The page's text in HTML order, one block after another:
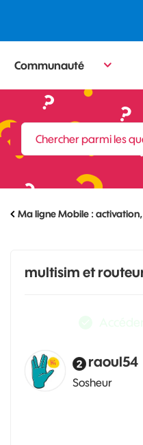
Communauté
Ma ligne Mobile :
multisim et
raoul54
Sosheur